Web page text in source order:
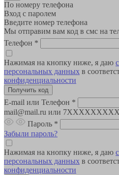
По номеру телефона
Вход с паролем
Введите номер телефона
Мы отправим вам код в смс на
Телефон *
Нажимая на кнопку ниже, я даю
персональных данных в
конфиденциальности
E-mail или Телефон *
mail@mail.ru или
Пароль *
Забыли пароль?
Нажимая на кнопку ниже, я даю
персональных данных в
конфиденциальности